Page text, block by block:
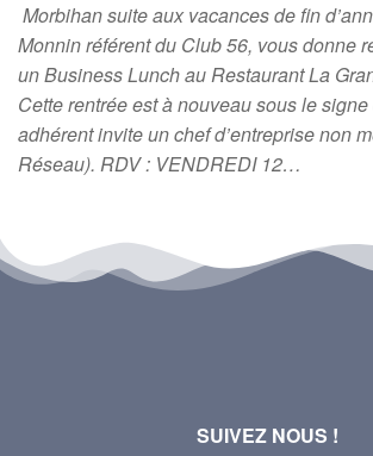
Morbihan suite aux vacances de fin
Monnin référent du Club 56, vous donne
un Business Lunch au Restaurant La
Cette rentrée est à nouveau sous le
adhérent invite un chef d’entreprise non
Réseau). RDV : VENDREDI 12…
SUIVEZ NOUS !